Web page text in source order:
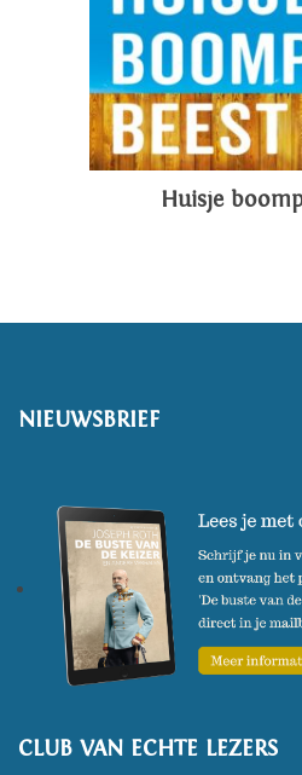
Huisje
NIEUWSBRIEF
CLUB VAN ECHTE LEZERS